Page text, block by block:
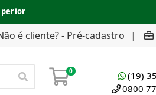
é cliente? - Pré-cadastro |
0
(19)
0800